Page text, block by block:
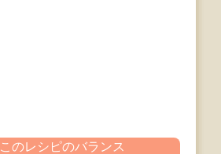
このレシピのバランス